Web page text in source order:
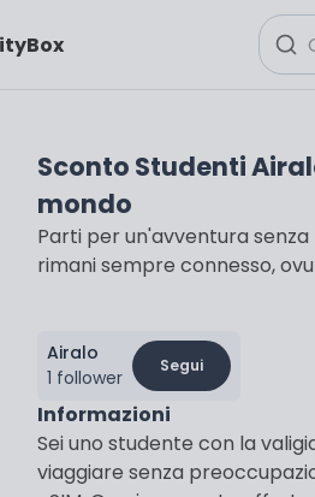
Sconto Studenti
mondo
Parti per un'avventura senza
rimani sempre connesso,
Airalo
1 follower
Segui
Informazioni
Sei uno studente con la
viaggiare senza